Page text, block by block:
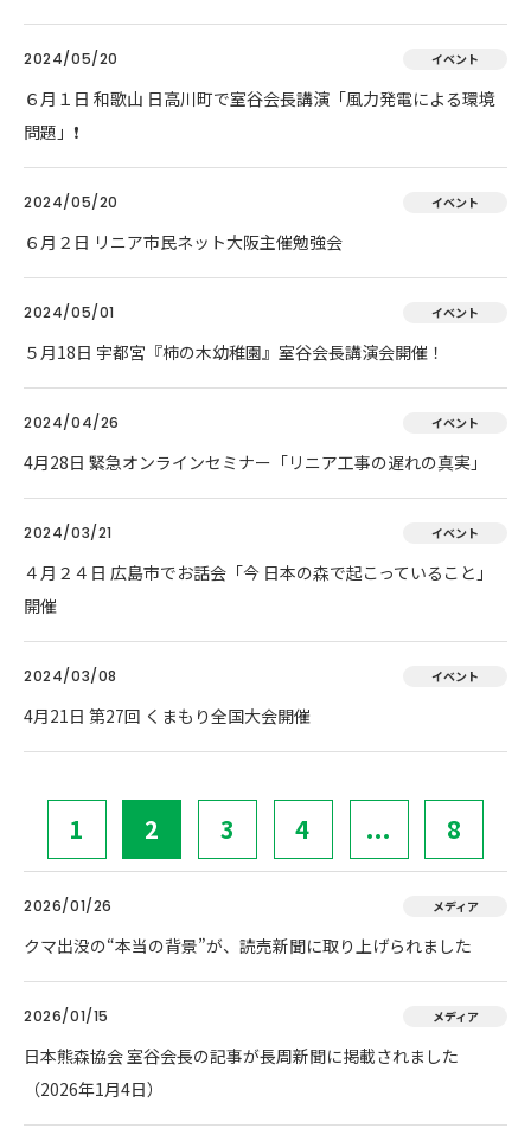
2024/05/20 イベント
６月１日 和歌山 日高川町で室谷会長講演「風力発電による環境
問題」❗
2024/05/20 イベント
６月２日 リニア市民ネット大阪主催勉強会
2024/05/01 イベント
５月18日 宇都宮『柿の木幼稚園』室谷会長講演会開催！
2024/04/26 イベント
4月28日 緊急オンラインセミナー「リニア工事の遅れの真実」
2024/03/21 イベント
４月２４日 広島市でお話会「今 日本の森で起こっていること」
開催
2024/03/08 イベント
4月21日 第27回 くまもり全国大会開催
1 2 3 4 ... 8
2026/01/26 メディア
クマ出没の“本当の背景”が、読売新聞に取り上げられました
2026/01/15 メディア
日本熊森協会 室谷会長の記事が長周新聞に掲載されました
（2026年1月4日）